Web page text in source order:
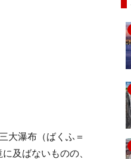
大瀑布（ばくふ＝
及ばないものの、